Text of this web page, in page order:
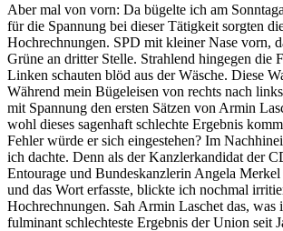
Aber mal von vorn: Da bügelte ich am
für die Spannung bei dieser Tätigkeit sorgten
Hochrechnungen. SPD mit kleiner Nase vorn,
Grüne an dritter Stelle. Strahlend hingegen die
Linken schauten blöd aus der Wäsche. Diese
Während mein Bügeleisen von rechts nach
mit Spannung den ersten Sätzen von Armin
wohl dieses sagenhaft schlechte Ergebnis
Fehler würde er sich eingestehen? Im
ich dachte. Denn als der Kanzlerkandidat der
Entourage und Bundeskanzlerin Angela
und das Wort erfasste, blickte ich nochmal
Hochrechnungen. Sah Armin Laschet das, was
fulminant schlechteste Ergebnis der Union seit